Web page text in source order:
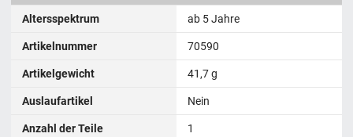
Altersspektrum ab 5 Jahre
Artikelnummer 70590
Artikelgewicht ‎41,7 g
Auslaufartikel Nein
Anzahl der Teile 1